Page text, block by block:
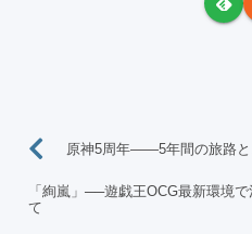
原神5周年——5年間の旅路と
「絢嵐」──遊戯王OCG最新環境
て